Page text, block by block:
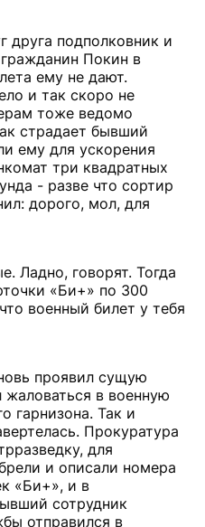
друга подполковник и
Покин в
ему не дают.
и так скоро не
тоже ведомо
страдает бывший
ему для ускорения
три квадратных
- разве что сортир
дорого, мол, для
Ладно, говорят. Тогда
«Би+» по 300
военный билет у тебя
проявил сущую
жаловаться в военную
гарнизона. Так и
Прокуратура
для
и описали номера
«Би+», и в
сотрудник
отправился в